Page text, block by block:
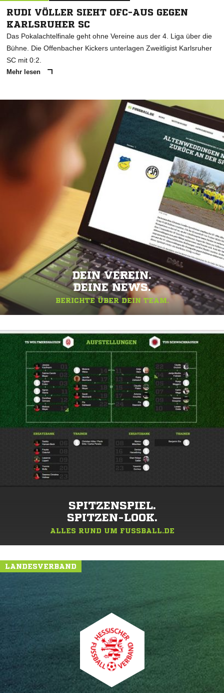
RUDI VÖLLER SIEHT OFC-AUS GEGEN
KARLSRUHER SC
Das Pokalachtelfinale geht ohne Vereine aus der 4. Liga über die
Bühne. Die Offenbacher Kickers unterlagen Zweitligist Karlsruher
SC mit 0:2.
Mehr lesen
DEIN VEREIN.
DEINE NEWS.
BERICHTE ÜBER DEIN TEAM.
SPITZENSPIEL.
SPITZEN-LOOK.
ALLES RUND UM FUSSBALL.DE
LANDESVERBAND